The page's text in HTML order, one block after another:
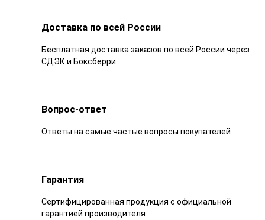
Доставка по всей России
Бесплатная доставка заказов по всей России через
СДЭК и Боксберри
Вопрос-ответ
Ответы на самые частые вопросы покупателей
Гарантия
Сертифицированная продукция с официальной
гарантией производителя